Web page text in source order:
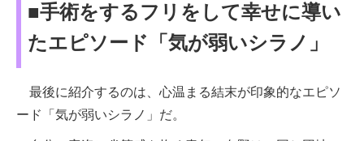
■手術をするフリをして幸せに導い
たエピソード「気が弱いシラノ」
最後に紹介するのは、心温まる結末が印象的なエピソ
ード「気が弱いシラノ」だ。